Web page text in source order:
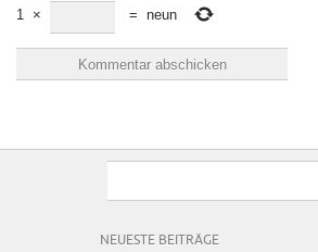
1 × = neun
NEUESTE BEITRÄGE